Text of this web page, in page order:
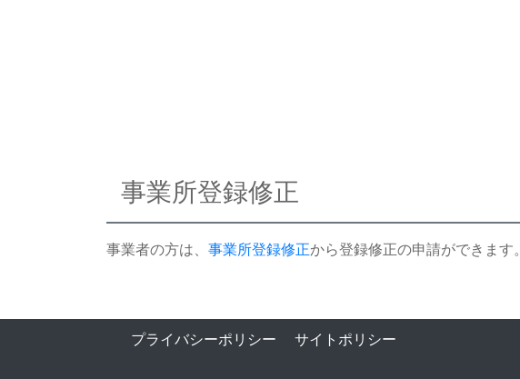
事業所登録修正
事業者の方は、 事業所登録修正から登録修正の申請ができます。
プライバシーポリシー サイトポリシー